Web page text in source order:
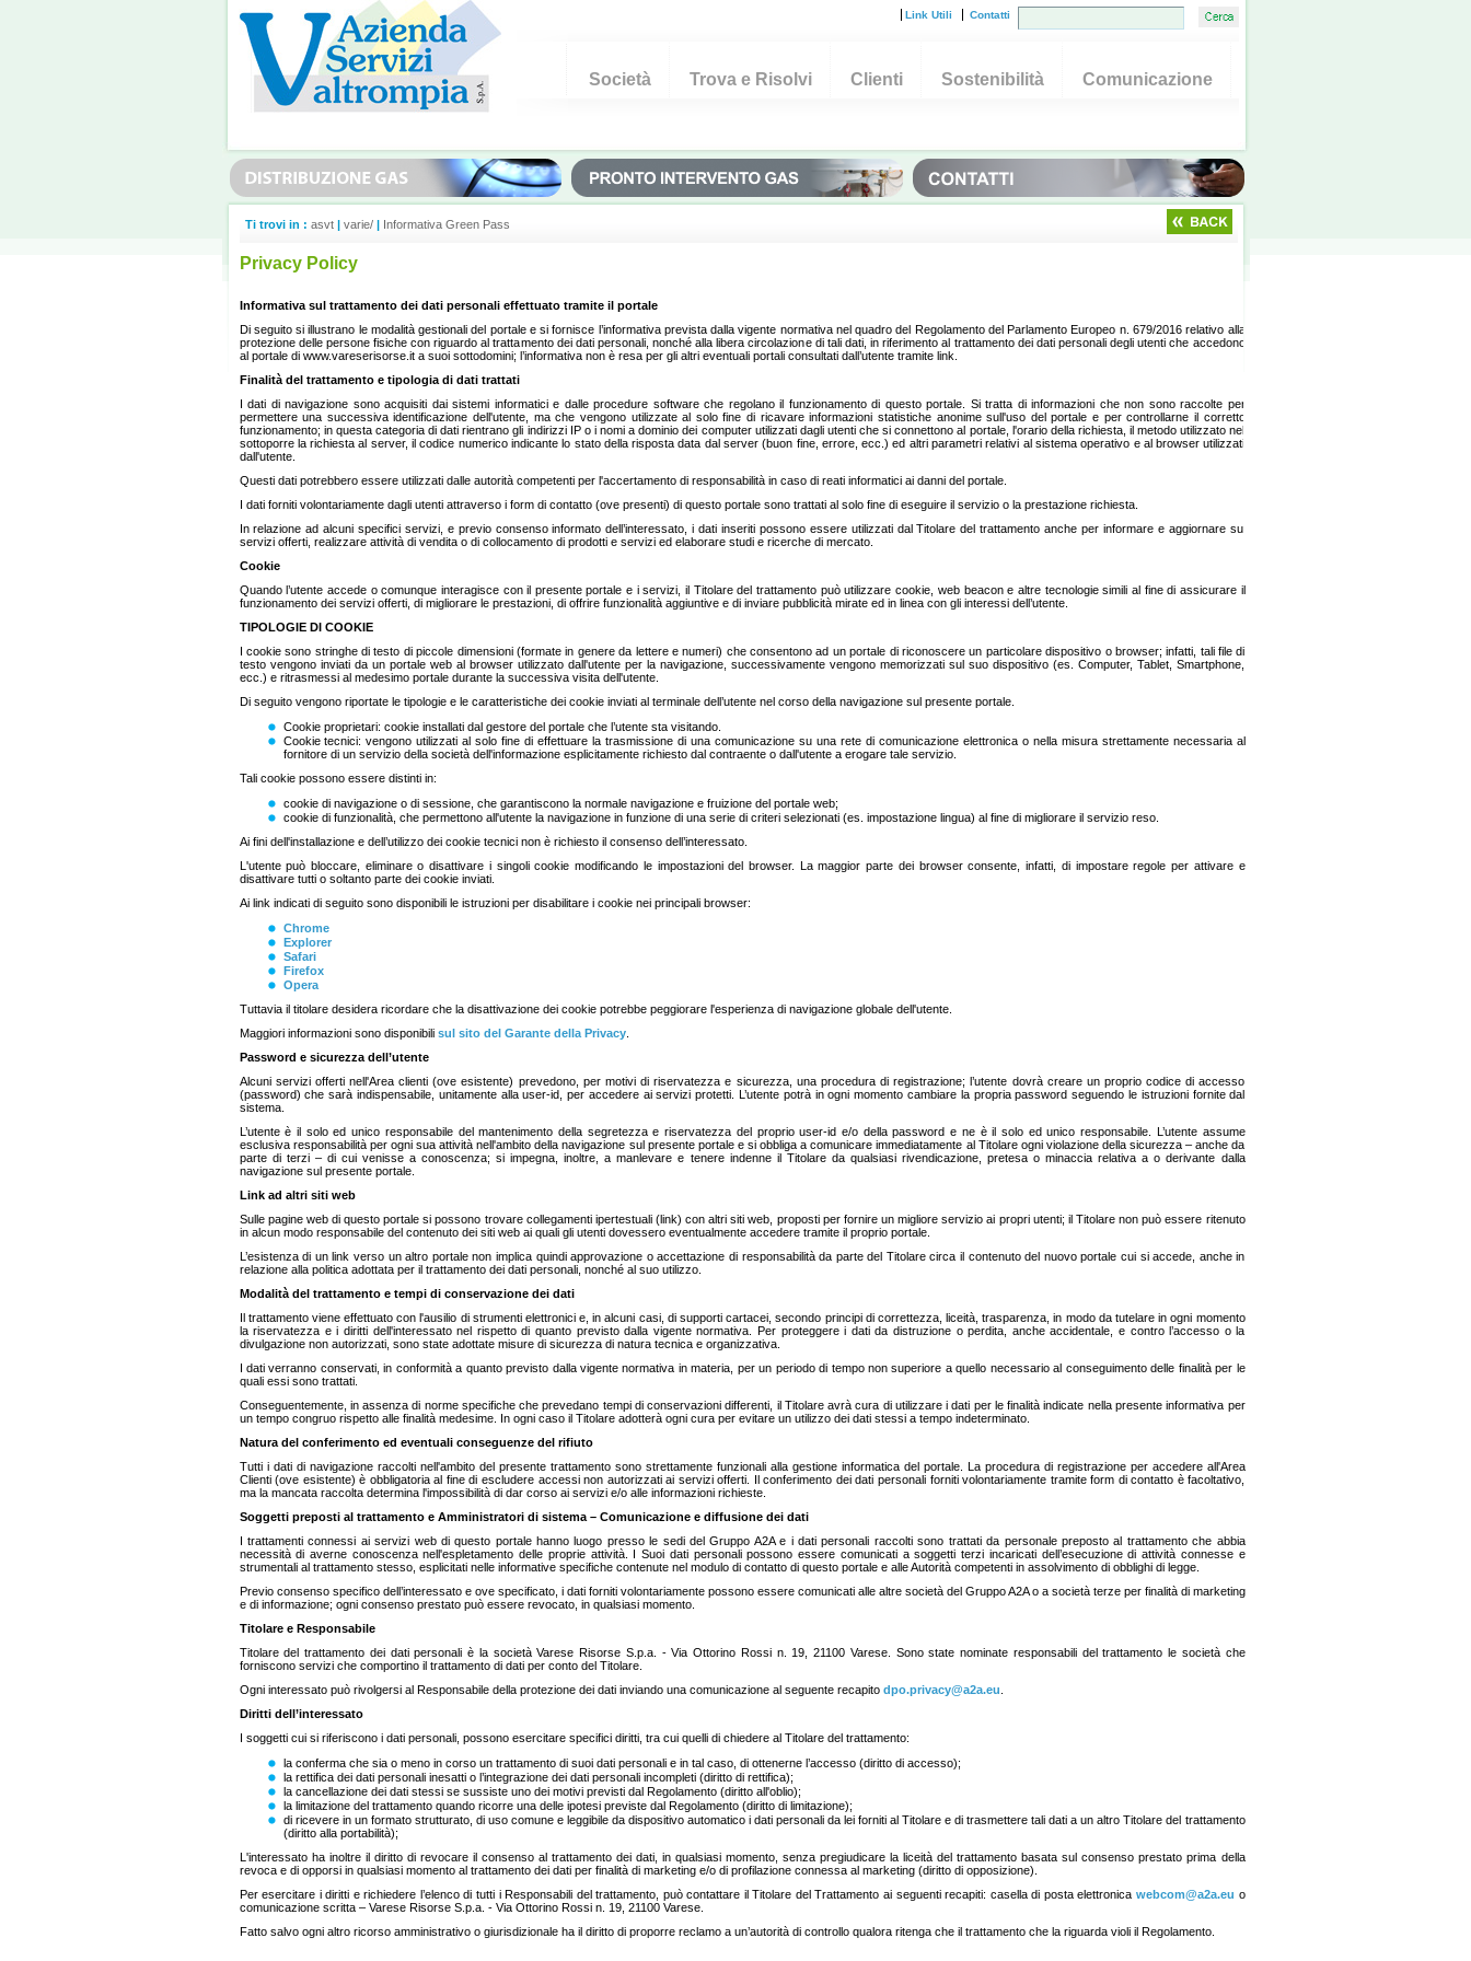
Contatti
Link Utili
Società Trova e Risolvi Clienti Sostenibilità Comunicazione
Ti trovi in : asvt | varie/ | Informativa Green Pass
Privacy Policy
Informativa sul trattamento dei dati personali effettuato tramite il portale
Di seguito si illustrano le modalità gestionali del portale e si fornisce l’informativa prevista dalla vigente normativa nel quadro del Regolamento del Parlamento Europeo n. 679/2016 relativo alla
protezione delle persone fisiche con riguardo al trattamento dei dati personali, nonché alla libera circolazione di tali dati, in riferimento al trattamento dei dati personali degli utenti che accedono
al portale di www.vareserisorse.it a suoi sottodomini; l’informativa non è resa per gli altri eventuali portali consultati dall’utente tramite link.
Finalità del trattamento e tipologia di dati trattati
I dati di navigazione sono acquisiti dai sistemi informatici e dalle procedure software che regolano il funzionamento di questo portale. Si tratta di informazioni che non sono raccolte per
permettere una successiva identificazione dell'utente, ma che vengono utilizzate al solo fine di ricavare informazioni statistiche anonime sull'uso del portale e per controllarne il corretto
funzionamento; in questa categoria di dati rientrano gli indirizzi IP o i nomi a dominio dei computer utilizzati dagli utenti che si connettono al portale, l'orario della richiesta, il metodo utilizzato nel
sottoporre la richiesta al server, il codice numerico indicante lo stato della risposta data dal server (buon fine, errore, ecc.) ed altri parametri relativi al sistema operativo e al browser utilizzati
dall'utente.
Questi dati potrebbero essere utilizzati dalle autorità competenti per l'accertamento di responsabilità in caso di reati informatici ai danni del portale.
I dati forniti volontariamente dagli utenti attraverso i form di contatto (ove presenti) di questo portale sono trattati al solo fine di eseguire il servizio o la prestazione richiesta.
In relazione ad alcuni specifici servizi, e previo consenso informato dell’interessato, i dati inseriti possono essere utilizzati dal Titolare del trattamento anche per informare e aggiornare sui
servizi offerti, realizzare attività di vendita o di collocamento di prodotti e servizi ed elaborare studi e ricerche di mercato.
Cookie
Quando l’utente accede o comunque interagisce con il presente portale e i servizi, il Titolare del trattamento può utilizzare cookie, web beacon e altre tecnologie simili al fine di assicurare il
funzionamento dei servizi offerti, di migliorare le prestazioni, di offrire funzionalità aggiuntive e di inviare pubblicità mirate ed in linea con gli interessi dell’utente.
TIPOLOGIE DI COOKIE
I cookie sono stringhe di testo di piccole dimensioni (formate in genere da lettere e numeri) che consentono ad un portale di riconoscere un particolare dispositivo o browser; infatti, tali file di
testo vengono inviati da un portale web al browser utilizzato dall'utente per la navigazione, successivamente vengono memorizzati sul suo dispositivo (es. Computer, Tablet, Smartphone,
ecc.) e ritrasmessi al medesimo portale durante la successiva visita dell'utente.
Di seguito vengono riportate le tipologie e le caratteristiche dei cookie inviati al terminale dell’utente nel corso della navigazione sul presente portale.
Cookie proprietari: cookie installati dal gestore del portale che l’utente sta visitando.
Cookie tecnici: vengono utilizzati al solo fine di effettuare la trasmissione di una comunicazione su una rete di comunicazione elettronica o nella misura strettamente necessaria al
fornitore di un servizio della società dell'informazione esplicitamente richiesto dal contraente o dall'utente a erogare tale servizio.
Tali cookie possono essere distinti in:
cookie di navigazione o di sessione, che garantiscono la normale navigazione e fruizione del portale web;
cookie di funzionalità, che permettono all'utente la navigazione in funzione di una serie di criteri selezionati (es. impostazione lingua) al fine di migliorare il servizio reso.
Ai fini dell'installazione e dell’utilizzo dei cookie tecnici non è richiesto il consenso dell’interessato.
L'utente può bloccare, eliminare o disattivare i singoli cookie modificando le impostazioni del browser. La maggior parte dei browser consente, infatti, di impostare regole per attivare e
disattivare tutti o soltanto parte dei cookie inviati.
Ai link indicati di seguito sono disponibili le istruzioni per disabilitare i cookie nei principali browser:
Chrome
Explorer
Safari
Firefox
Opera
Tuttavia il titolare desidera ricordare che la disattivazione dei cookie potrebbe peggiorare l'esperienza di navigazione globale dell'utente.
Maggiori informazioni sono disponibili sul sito del Garante della Privacy.
Password e sicurezza dell’utente
Alcuni servizi offerti nell'Area clienti (ove esistente) prevedono, per motivi di riservatezza e sicurezza, una procedura di registrazione; l’utente dovrà creare un proprio codice di accesso
(password) che sarà indispensabile, unitamente alla user-id, per accedere ai servizi protetti. L’utente potrà in ogni momento cambiare la propria password seguendo le istruzioni fornite dal
sistema.
L’utente è il solo ed unico responsabile del mantenimento della segretezza e riservatezza del proprio user-id e/o della password e ne è il solo ed unico responsabile. L’utente assume
esclusiva responsabilità per ogni sua attività nell'ambito della navigazione sul presente portale e si obbliga a comunicare immediatamente al Titolare ogni violazione della sicurezza – anche da
parte di terzi – di cui venisse a conoscenza; si impegna, inoltre, a manlevare e tenere indenne il Titolare da qualsiasi rivendicazione, pretesa o minaccia relativa a o derivante dalla
navigazione sul presente portale.
Link ad altri siti web
Sulle pagine web di questo portale si possono trovare collegamenti ipertestuali (link) con altri siti web, proposti per fornire un migliore servizio ai propri utenti; il Titolare non può essere ritenuto
in alcun modo responsabile del contenuto dei siti web ai quali gli utenti dovessero eventualmente accedere tramite il proprio portale.
L’esistenza di un link verso un altro portale non implica quindi approvazione o accettazione di responsabilità da parte del Titolare circa il contenuto del nuovo portale cui si accede, anche in
relazione alla politica adottata per il trattamento dei dati personali, nonché al suo utilizzo.
Modalità del trattamento e tempi di conservazione dei dati
Il trattamento viene effettuato con l'ausilio di strumenti elettronici e, in alcuni casi, di supporti cartacei, secondo principi di correttezza, liceità, trasparenza, in modo da tutelare in ogni momento
la riservatezza e i diritti dell'interessato nel rispetto di quanto previsto dalla vigente normativa. Per proteggere i dati da distruzione o perdita, anche accidentale, e contro l’accesso o la
divulgazione non autorizzati, sono state adottate misure di sicurezza di natura tecnica e organizzativa.
I dati verranno conservati, in conformità a quanto previsto dalla vigente normativa in materia, per un periodo di tempo non superiore a quello necessario al conseguimento delle finalità per le
quali essi sono trattati.
Conseguentemente, in assenza di norme specifiche che prevedano tempi di conservazioni differenti, il Titolare avrà cura di utilizzare i dati per le finalità indicate nella presente informativa per
un tempo congruo rispetto alle finalità medesime. In ogni caso il Titolare adotterà ogni cura per evitare un utilizzo dei dati stessi a tempo indeterminato.
Natura del conferimento ed eventuali conseguenze del rifiuto
Tutti i dati di navigazione raccolti nell'ambito del presente trattamento sono strettamente funzionali alla gestione informatica del portale. La procedura di registrazione per accedere all'Area
Clienti (ove esistente) è obbligatoria al fine di escludere accessi non autorizzati ai servizi offerti. Il conferimento dei dati personali forniti volontariamente tramite form di contatto è facoltativo,
ma la mancata raccolta determina l'impossibilità di dar corso ai servizi e/o alle informazioni richieste.
Soggetti preposti al trattamento e Amministratori di sistema – Comunicazione e diffusione dei dati
I trattamenti connessi ai servizi web di questo portale hanno luogo presso le sedi del Gruppo A2A e i dati personali raccolti sono trattati da personale preposto al trattamento che abbia
necessità di averne conoscenza nell'espletamento delle proprie attività. I Suoi dati personali possono essere comunicati a soggetti terzi incaricati dell’esecuzione di attività connesse e
strumentali al trattamento stesso, esplicitati nelle informative specifiche contenute nel modulo di contatto di questo portale e alle Autorità competenti in assolvimento di obblighi di legge.
Previo consenso specifico dell’interessato e ove specificato, i dati forniti volontariamente possono essere comunicati alle altre società del Gruppo A2A o a società terze per finalità di marketing
e di informazione; ogni consenso prestato può essere revocato, in qualsiasi momento.
Titolare e Responsabile
Titolare del trattamento dei dati personali è la società Varese Risorse S.p.a. - Via Ottorino Rossi n. 19, 21100 Varese. Sono state nominate responsabili del trattamento le società che
forniscono servizi che comportino il trattamento di dati per conto del Titolare.
Ogni interessato può rivolgersi al Responsabile della protezione dei dati inviando una comunicazione al seguente recapito dpo.privacy@a2a.eu
Diritti dell’interessato
I soggetti cui si riferiscono i dati personali, possono esercitare specifici diritti, tra cui quelli di chiedere al Titolare del trattamento:
la conferma che sia o meno in corso un trattamento di suoi dati personali e in tal caso, di ottenerne l’accesso (diritto di accesso);
la rettifica dei dati personali inesatti o l’integrazione dei dati personali incompleti (diritto di rettifica);
la cancellazione dei dati stessi se sussiste uno dei motivi previsti dal Regolamento (diritto all'oblio);
la limitazione del trattamento quando ricorre una delle ipotesi previste dal Regolamento (diritto di limitazione);
di ricevere in un formato strutturato, di uso comune e leggibile da dispositivo automatico i dati personali da lei forniti al Titolare e di trasmettere tali dati a un altro Titolare del trattamento
(diritto alla portabilità);
L'interessato ha inoltre il diritto di revocare il consenso al trattamento dei dati, in qualsiasi momento, senza pregiudicare la liceità del trattamento basata sul consenso prestato prima della
revoca e di opporsi in qualsiasi momento al trattamento dei dati per finalità di marketing e/o di profilazione connessa al marketing (diritto di opposizione).
Per esercitare i diritti e richiedere l’elenco di tutti i Responsabili del trattamento, può contattare il Titolare del Trattamento ai seguenti recapiti: casella di posta elettronica webcom@a2a.eu o
comunicazione scritta – Varese Risorse S.p.a. - Via Ottorino Rossi n. 19, 21100 Varese.
Fatto salvo ogni altro ricorso amministrativo o giurisdizionale ha il diritto di proporre reclamo a un’autorità di controllo qualora ritenga che il trattamento che la riguarda violi il Regolamento.